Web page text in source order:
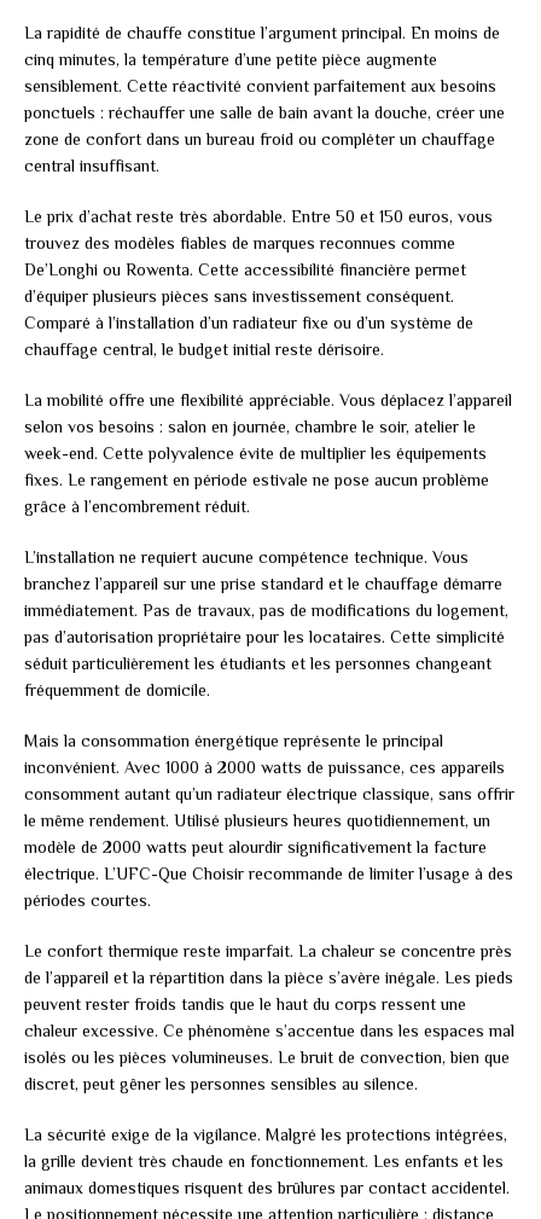
La rapidité de chauffe constitue l’argument principal. En moins de
cinq minutes, la température d’une petite pièce augmente
sensiblement. Cette réactivité convient parfaitement aux besoins
ponctuels : réchauffer une salle de bain avant la douche, créer une
zone de confort dans un bureau froid ou compléter un chauffage
central insuffisant.
Le prix d’achat reste très abordable. Entre 50 et 150 euros, vous
trouvez des modèles fiables de marques reconnues comme
De’Longhi ou Rowenta. Cette accessibilité financière permet
d’équiper plusieurs pièces sans investissement conséquent.
Comparé à l’installation d’un radiateur fixe ou d’un système de
chauffage central, le budget initial reste dérisoire.
La mobilité offre une flexibilité appréciable. Vous déplacez l’appareil
selon vos besoins : salon en journée, chambre le soir, atelier le
week-end. Cette polyvalence évite de multiplier les équipements
fixes. Le rangement en période estivale ne pose aucun problème
grâce à l’encombrement réduit.
L’installation ne requiert aucune compétence technique. Vous
branchez l’appareil sur une prise standard et le chauffage démarre
immédiatement. Pas de travaux, pas de modifications du logement,
pas d’autorisation propriétaire pour les locataires. Cette simplicité
séduit particulièrement les étudiants et les personnes changeant
fréquemment de domicile.
Mais la consommation énergétique représente le principal
inconvénient. Avec 1000 à 2000 watts de puissance, ces appareils
consomment autant qu’un radiateur électrique classique, sans offrir
le même rendement. Utilisé plusieurs heures quotidiennement, un
modèle de 2000 watts peut alourdir significativement la facture
électrique. L’UFC-Que Choisir recommande de limiter l’usage à des
périodes courtes.
Le confort thermique reste imparfait. La chaleur se concentre près
de l’appareil et la répartition dans la pièce s’avère inégale. Les pieds
peuvent rester froids tandis que le haut du corps ressent une
chaleur excessive. Ce phénomène s’accentue dans les espaces mal
isolés ou les pièces volumineuses. Le bruit de convection, bien que
discret, peut gêner les personnes sensibles au silence.
La sécurité exige de la vigilance. Malgré les protections intégrées,
la grille devient très chaude en fonctionnement. Les enfants et les
animaux domestiques risquent des brûlures par contact accidentel.
Le positionnement nécessite une attention particulière : distance